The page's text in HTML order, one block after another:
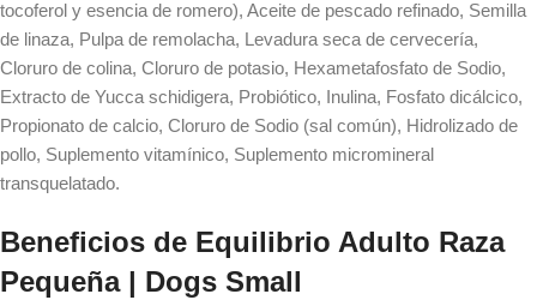
tocoferol y esencia de romero), Aceite de pescado refinado, Semilla
de linaza, Pulpa de remolacha, Levadura seca de cervecería,
Cloruro de colina, Cloruro de potasio, Hexametafosfato de Sodio,
Extracto de Yucca schidigera, Probiótico, Inulina, Fosfato dicálcico,
Propionato de calcio, Cloruro de Sodio (sal común), Hidrolizado de
pollo, Suplemento vitamínico, Suplemento micromineral
transquelatado.
Beneficios de Equilibrio Adulto Raza
Pequeña | Dogs Small